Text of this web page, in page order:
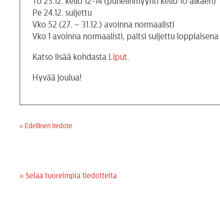
Pe 24.12. suljettu
Vko 52 (27. – 31.12.) avoinna normaalisti
Vko 1 avoinna normaalisti, paitsi suljettu loppiaisena
Katso lisää kohdasta Liput.
Hyvää joulua!
« Edellinen tiedote
« Selaa tuoreimpia tiedotteita